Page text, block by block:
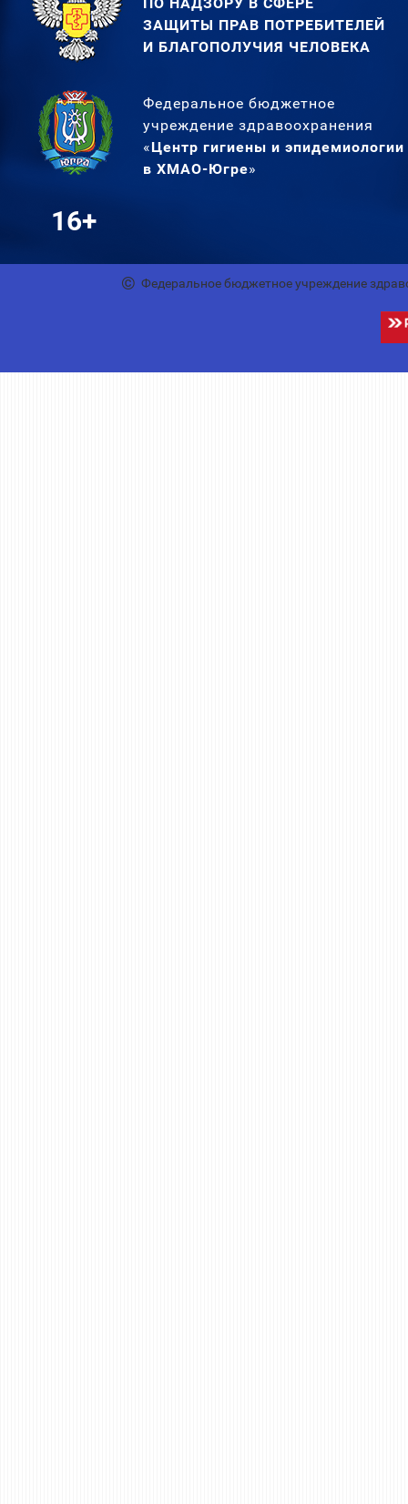
ЗАЩИТЫ ПРАВ ПОТРЕБИТЕЛЕЙ
И БЛАГОПОЛУЧИЯ ЧЕЛОВЕКА
Федеральное бюджетное
учреждение здравоохранения
«Центр гигиены и эпидемиологии
в ХМАО-Югре»
16+
Федеральное бюджетное учреждение